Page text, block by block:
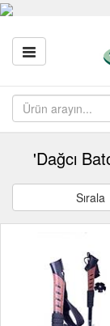
'Dağcı
Sırala